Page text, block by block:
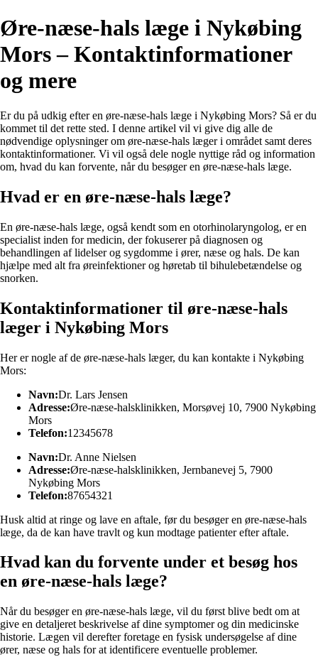
Øre-næse-hals læge i Nykøbing
Mors – Kontaktinformationer
og mere
Er du på udkig efter en øre-næse-hals læge i Nykøbing Mors? Så er du
kommet til det rette sted. I denne artikel vil vi give dig alle de
nødvendige oplysninger om øre-næse-hals læger i området samt deres
kontaktinformationer. Vi vil også dele nogle nyttige råd og information
om, hvad du kan forvente, når du besøger en øre-næse-hals læge.
Hvad er en øre-næse-hals læge?
En øre-næse-hals læge, også kendt som en otorhinolaryngolog, er en
specialist inden for medicin, der fokuserer på diagnosen og
behandlingen af lidelser og sygdomme i ører, næse og hals. De kan
hjælpe med alt fra øreinfektioner og høretab til bihulebetændelse og
snorken.
Kontaktinformationer til øre-næse-hals
læger i Nykøbing Mors
Her er nogle af de øre-næse-hals læger, du kan kontakte i Nykøbing
Mors:
Navn:Dr. Lars Jensen
Adresse:Øre-næse-halsklinikken, Morsøvej 10, 7900 Nykøbing
Mors
Telefon:12345678
Navn:Dr. Anne Nielsen
Adresse:Øre-næse-halsklinikken, Jernbanevej 5, 7900
Nykøbing Mors
Telefon:87654321
Husk altid at ringe og lave en aftale, før du besøger en øre-næse-hals
læge, da de kan have travlt og kun modtage patienter efter aftale.
Hvad kan du forvente under et besøg hos
en øre-næse-hals læge?
Når du besøger en øre-næse-hals læge, vil du først blive bedt om at
give en detaljeret beskrivelse af dine symptomer og din medicinske
historie. Lægen vil derefter foretage en fysisk undersøgelse af dine
ører, næse og hals for at identificere eventuelle problemer.